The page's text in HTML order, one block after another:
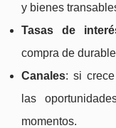
y bienes
Tasas de
compra de
Canales: si
las
momentos.